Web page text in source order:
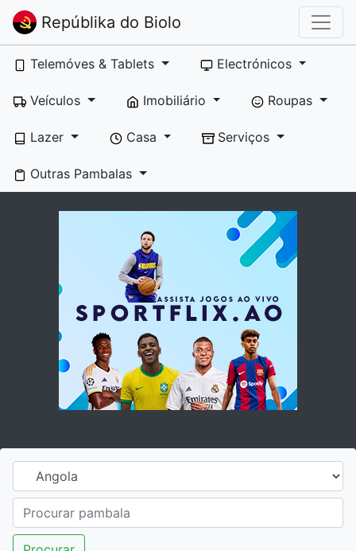
Repúblika do Biolo
Telemóves & Tablets Electrónicos
Veículos Imobiliário Roupas
Lazer Casa Serviços
Outras Pambalas